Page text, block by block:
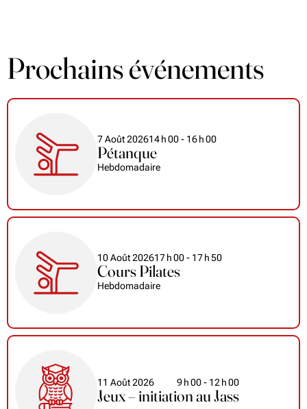
Prochains événements
7 Août 202614h00- 16h00
Pétanque
Hebdomadaire
10 Août 202617h00- 17h50
Cours Pilates
Hebdomadaire
11 Août 2026 9h00- 12h00
Jeux – initiation au Jass